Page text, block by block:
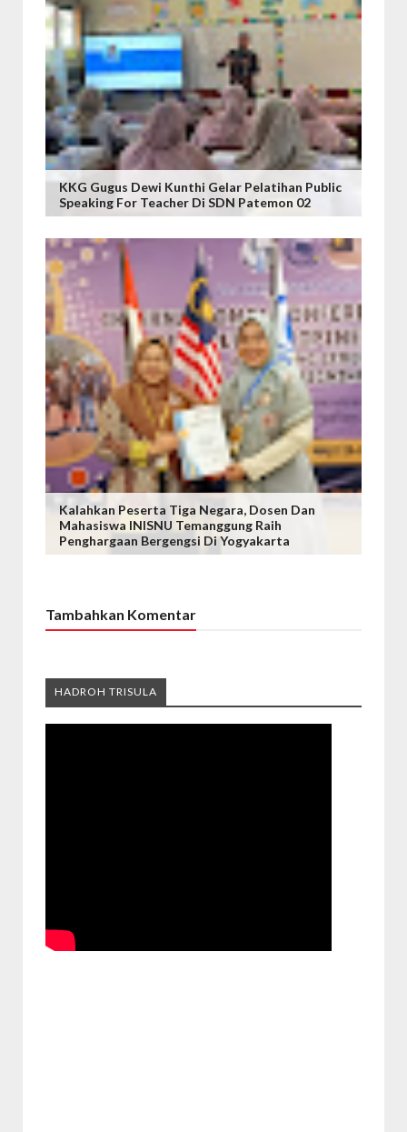
KKG Gugus Dewi Kunthi Gelar Pelatihan Public
Speaking For Teacher Di SDN Patemon 02
Kalahkan Peserta Tiga Negara, Dosen Dan
Mahasiswa INISNU Temanggung Raih
Penghargaan Bergengsi Di Yogyakarta
Tambahkan Komentar
HADROH TRISULA